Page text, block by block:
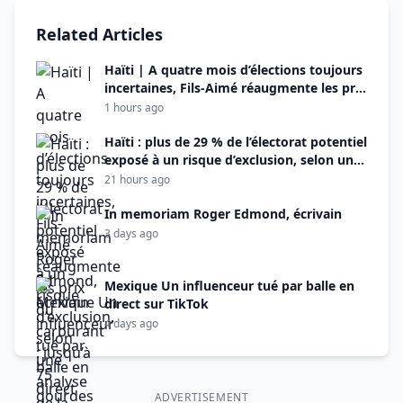
Related Articles
Haïti | A quatre mois d’élections toujours
incertaines, Fils-Aimé réaugmente les prix
du carburant : jusqu’à 75 gourdes de plus
1 hours ago
Haïti : plus de 29 % de l’électorat potentiel
exposé à un risque d’exclusion, selon une
analyse de la TRN
21 hours ago
In memoriam Roger Edmond, écrivain
3 days ago
Mexique Un influenceur tué par balle en
direct sur TikTok
4 days ago
ADVERTISEMENT